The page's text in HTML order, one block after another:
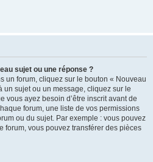
sujet ou une réponse ?
un forum, cliquez sur le bouton « Nouveau
sujet ou un message, cliquez sur le
vous ayez besoin d’être inscrit avant de
forum, une liste de vos permissions
ou du sujet. Par exemple : vous pouvez
forum, vous pouvez transférer des pièces